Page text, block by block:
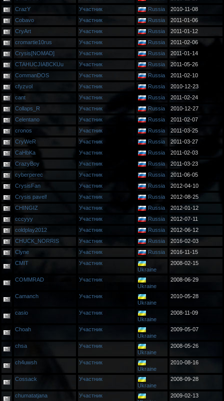
CrazY
Участник Russia
2010-11-08
Cobavo
Участник Russia
2011-01-06
CryArt
Участник Russia
2011-01-12
cromartie10rus
Участник Russia
2011-02-06
Crysis[NOMAD]
Участник Russia
2011-01-14
CTAHUCJIABCKUu
Участник Russia
2011-05-26
CommanDOS
Участник Russia
2011-02-10
cfyzvol
Участник Russia
2010-12-23
cant
Участник Russia
2011-02-24
Collaps_R
Участник Russia
2010-12-27
Celentano
Участник Russia
2011-02-07
cronos
Участник Russia
2011-03-25
CryWeR
Участник Russia
2011-03-27
CaHbKa
Участник Russia
2011-02-03
CrazyBoy
Участник Russia
2011-03-23
cyberperec
Участник Russia
2011-06-05
CrysisFan
Участник Russia
2012-04-10
Crysis pavel!
Участник Russia
2012-08-25
CHINGIZ
Участник Russia
2012-01-12
cccyyy
Участник Russia
2012-07-11
coldplay2012
Участник Russia
2012-06-12
CHUCK_NORRIS
Участник Russia
2016-02-03
Clyne
Участник Russia
2016-11-15
CMIT
Участник
Ukraine
2008-02-15
COMMRAD
Участник
Ukraine
2008-06-29
Camanch
Участник
Ukraine
2010-05-28
casio
Участник
Ukraine
2008-11-09
Choah
Участник
Ukraine
2009-05-07
chsa
Участник
Ukraine
2008-05-26
ch4uwsh
Участник
Ukraine
2010-08-16
Cossack
Участник
Ukraine
2008-09-28
chumatatjana
Участник
2009-02-13